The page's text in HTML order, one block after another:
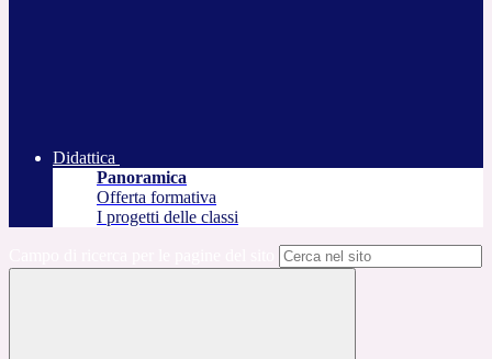
Didattica
Panoramica
Offerta formativa
I progetti delle classi